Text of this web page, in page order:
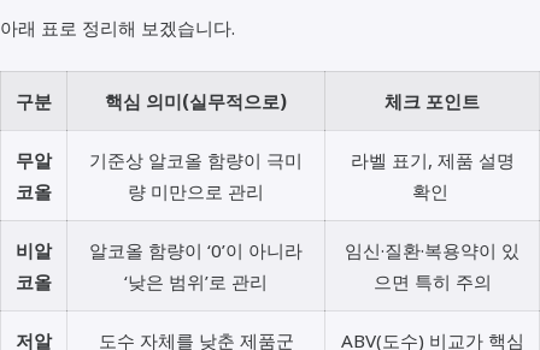
아래 표로 정리해 보겠습니다.
구분 핵심 의미(실무적으로) 체크 포인트
무알
코올
기준상 알코올 함량이 극미
량 미만으로 관리
라벨 표기, 제품 설명
확인
비알
코올
알코올 함량이 ‘0’이 아니라
‘낮은 범위’로 관리
임신·질환·복용약이 있
으면 특히 주의
저알 도수 자체를 낮춘 제품군 ABV(도수) 비교가 핵심